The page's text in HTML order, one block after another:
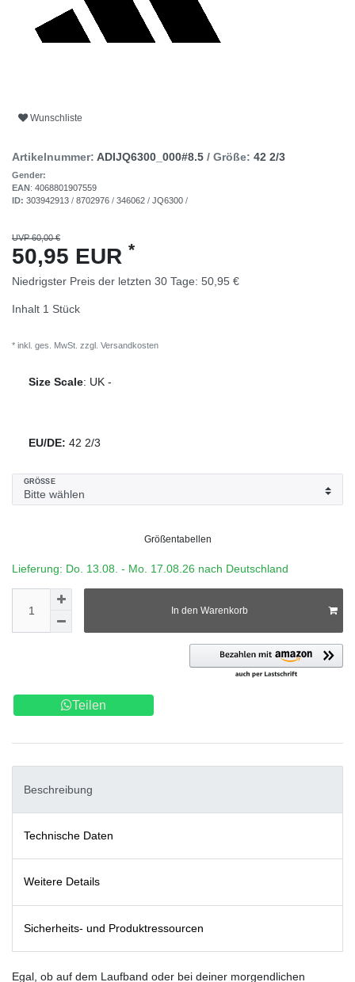
Wunschliste
Artikelnummer: ADIJQ6300_000#8.5 / Größe: 42 2/3
Gender:
EAN: 4068801907559
ID: 303942913 / 8702976 / 346062 / JQ6300 /
UVP 60,00 €
50,95 EUR *
Niedrigster Preis der letzten 30 Tage: 50,95 €
Inhalt 1 Stück
* inkl. ges. MwSt. zzgl. Versandkosten
Size Scale: UK -
EU/DE: 42 2/3
GRÖSSE
Größentabellen
Lieferung: Do. 13.08. - Mo. 17.08.26 nach Deutschland
In den Warenkorb
Teilen
Beschreibung
Technische Daten
Weitere Details
Sicherheits- und Produktressourcen
Egal, ob auf dem Laufband oder bei deiner morgendlichen